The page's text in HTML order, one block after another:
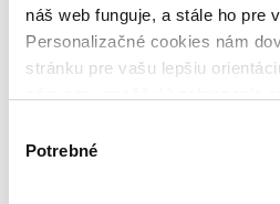
náš web funguje, a stále ho pre
Personalizačné cookies nám
stránku pre vašu lepšiu
nám pomohlo, keby sme mohli
súhlasu
Potrebné
čítaná - mierne
opotrebovaná
čítané verzie vypredaných
vypredaných kníh
Zoradiť